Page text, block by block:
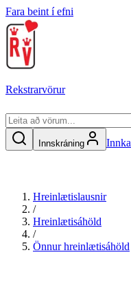
Fara beint í efni
Rekstrarvörur
Innskráning
Hreinlætislausnir
/
Hreinlætisáhöld
/
Önnur hreinlætisáhöld